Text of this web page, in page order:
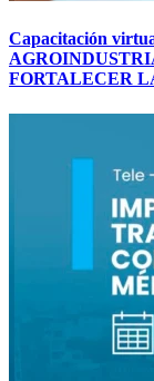
Capacitación
FORTALECER